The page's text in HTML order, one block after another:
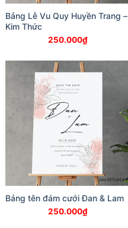
Bảng Lễ Vu Quy Huyền Trang –
Kim Thức
250.000₫
Bảng tên đám cưới Đan & Lam
250.000₫